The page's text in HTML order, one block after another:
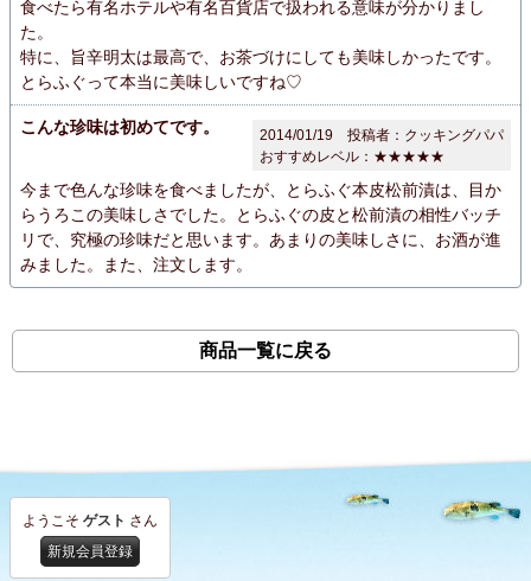
食べたら有名ホテルや有名百貨店で扱われる意味が分かりまし
た。
特に、旨辛明太は最高で、お茶づけにしても美味しかったです。
とらふぐって本当に美味しいですね♡
こんな珍味は初めてです。
2014/01/19 投稿者：クッキングパパ
おすすめレベル： ★★★★★
今まで色んな珍味を食べましたが、とらふぐ本皮松前漬は、目か
らうろこの美味しさでした。とらふぐの皮と松前漬の相性バッチ
リで、究極の珍味だと思います。あまりの美味しさに、お酒が進
みました。また、注文します。
商品一覧に戻る
ようこそ ゲスト さん
新規会員登録